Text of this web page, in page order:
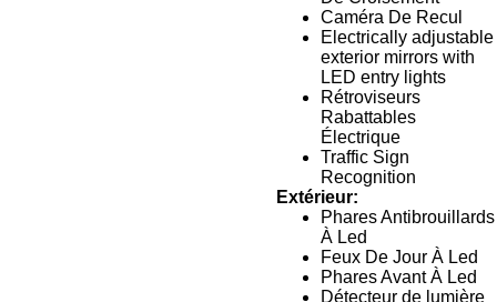
Caméra De Recul
Electrically adjustable
exterior mirrors with
LED entry lights
Rétroviseurs
Rabattables
Électrique
Traffic Sign
Recognition
Extérieur:
Phares Antibrouillards
À Led
Feux De Jour À Led
Phares Avant À Led
Détecteur de lumière